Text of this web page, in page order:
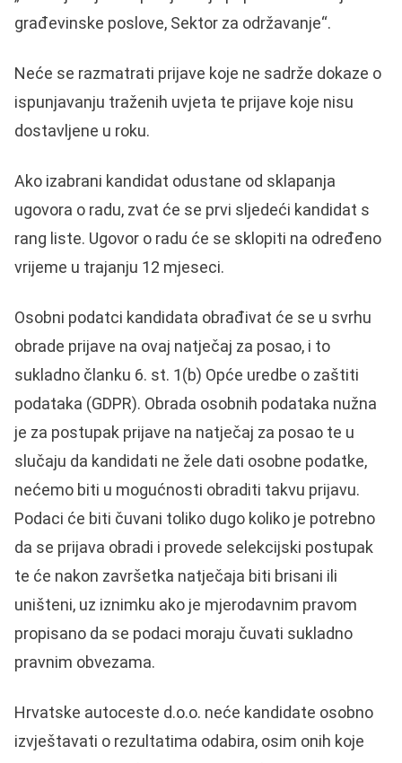
građevinske poslove, Sektor za održavanje“.
Neće se razmatrati prijave koje ne sadrže dokaze o
ispunjavanju traženih uvjeta te prijave koje nisu
dostavljene u roku.
Ako izabrani kandidat odustane od sklapanja
ugovora o radu, zvat će se prvi sljedeći kandidat s
rang liste. Ugovor o radu će se sklopiti na određeno
vrijeme u trajanju 12 mjeseci.
Osobni podatci kandidata obrađivat će se u svrhu
obrade prijave na ovaj natječaj za posao, i to
sukladno članku 6. st. 1(b) Opće uredbe o zaštiti
podataka (GDPR). Obrada osobnih podataka nužna
je za postupak prijave na natječaj za posao te u
slučaju da kandidati ne žele dati osobne podatke,
nećemo biti u mogućnosti obraditi takvu prijavu.
Podaci će biti čuvani toliko dugo koliko je potrebno
da se prijava obradi i provede selekcijski postupak
te će nakon završetka natječaja biti brisani ili
uništeni, uz iznimku ako je mjerodavnim pravom
propisano da se podaci moraju čuvati sukladno
pravnim obvezama.
Hrvatske autoceste d.o.o. neće kandidate osobno
izvještavati o rezultatima odabira, osim onih koje